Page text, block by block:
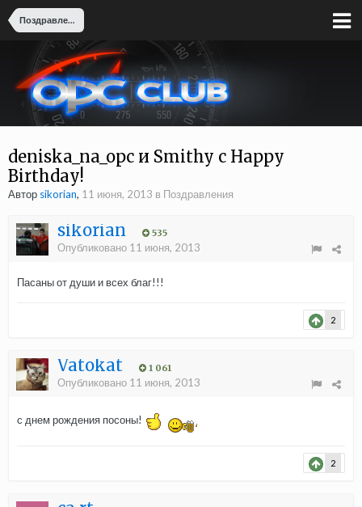
Поздравления
deniska_na_opc и Smithy с Happy
Birthday!
Автор sikorian, 11 июня, 2013 в Поздравления
sikorian 535
Опубликовано 11 июня, 2013
Пасаны от души и всех благ!!!
2
Vatokat 1 061
Опубликовано 11 июня, 2013
с днем рождения посоны!
2